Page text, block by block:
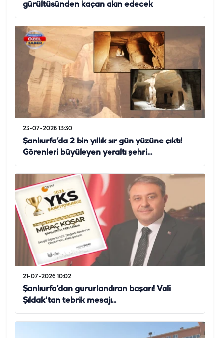
gürültüsünden kaçan akın edecek
23-07-2026 13:30
Şanlıurfa’da 2 bin yıllık sır gün yüzüne çıktı!
Görenleri büyüleyen yeraltı şehri…
21-07-2026 10:02
Şanlıurfa’dan gururlandıran başarı! Vali
Şıldak'tan tebrik mesajı...